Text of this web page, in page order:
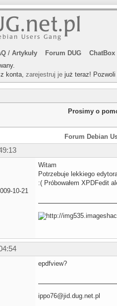
/ Artykuły Forum DUG ChatBox
konta, zarejestruj je już teraz!
Prosimy o
Forum Debian
10-21
Witam
Potrzebuje lekkiego
:( Próbowałem XPDFedit
epdfview?
ippo76@jid.dug.net.pl